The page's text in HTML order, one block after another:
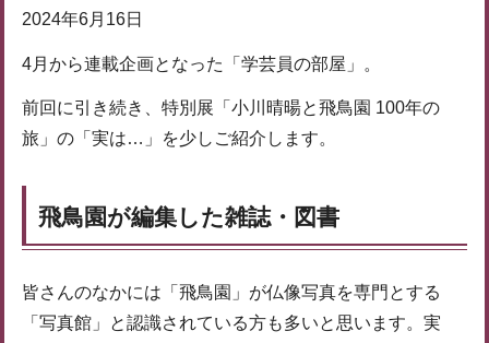
2024年6月16日
4月から連載企画となった「学芸員の部屋」。
前回に引き続き、特別展「小川晴暘と飛鳥園 100年の
旅」の「実は…」を少しご紹介します。
飛鳥園が編集した雑誌・図書
皆さんのなかには「飛鳥園」が仏像写真を専門とする
「写真館」と認識されている方も多いと思います。実